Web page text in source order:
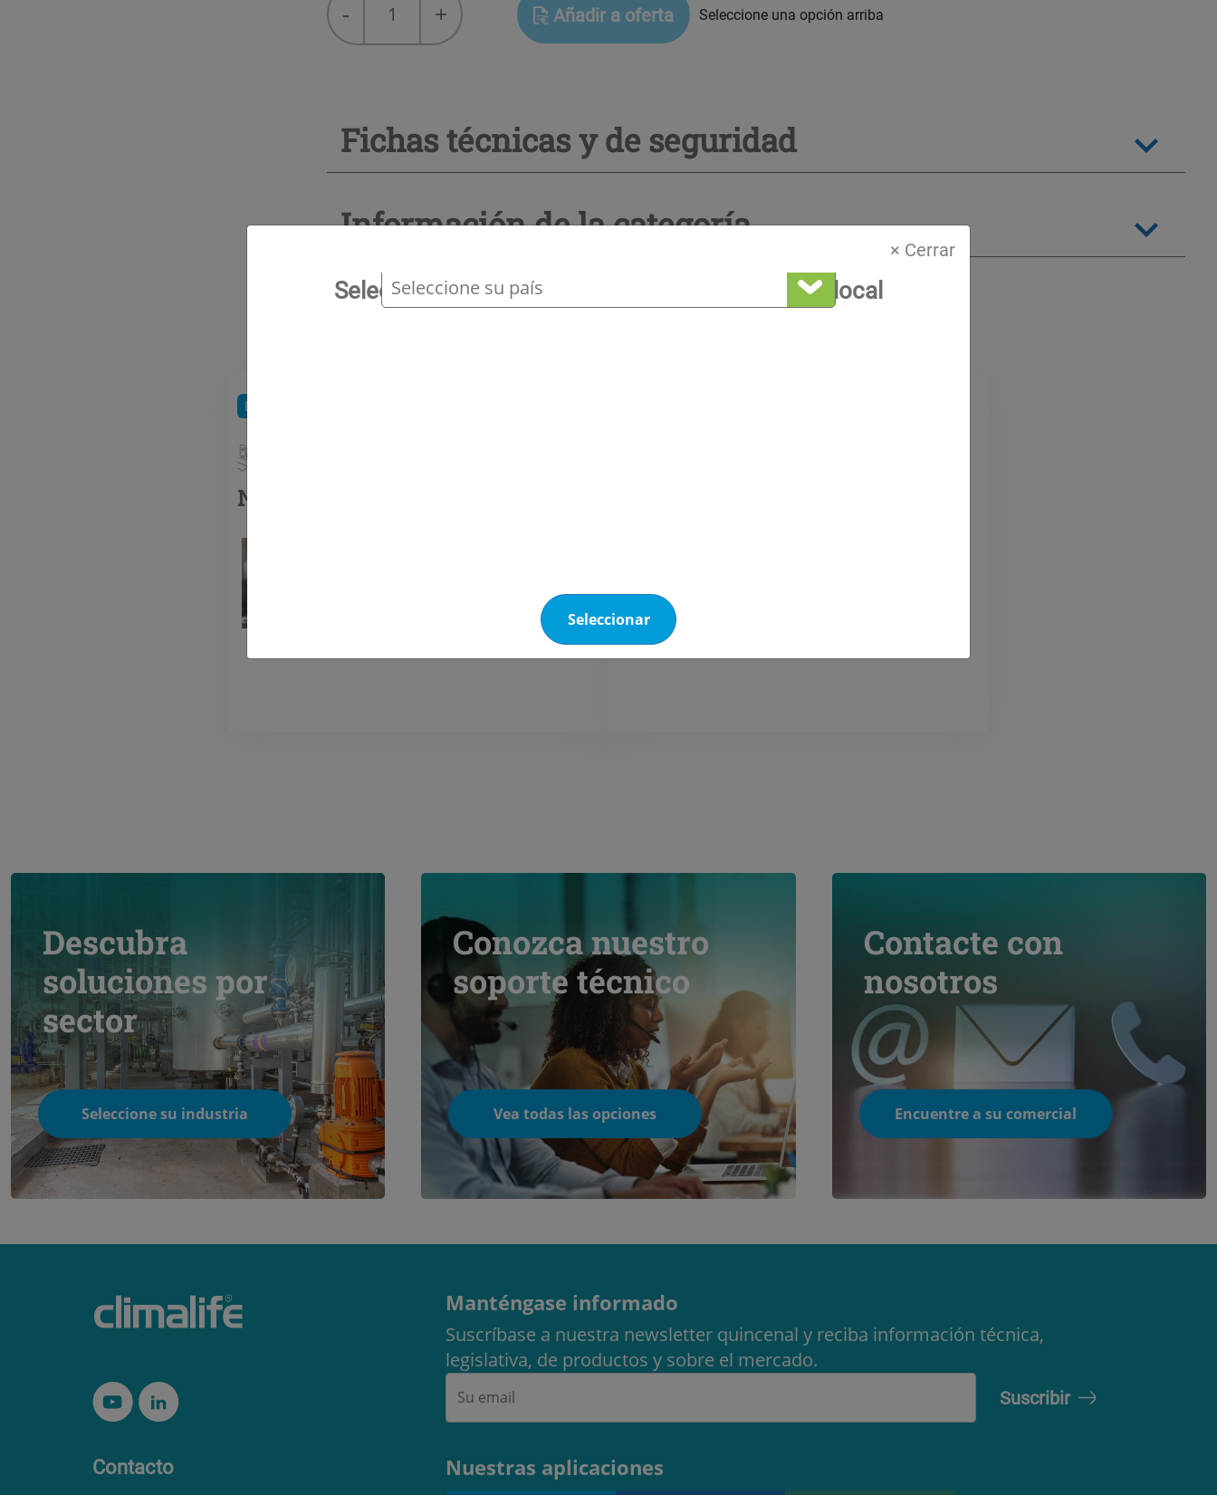
× Cerrar
Seleccione su ubicación para ver nuestra oferta local
Seleccionar
N90
quantity
- + Añadir a oferta Seleccione una opción arriba
Fichas técnicas y de seguridad
Información de la categoría
Expansión de espumas
Novexpans™ ciclopentano
Descubra
soluciones por
sector
Seleccione su industria
Conozca nuestro
soporte técnico
Vea todas las opciones
Contacte con
nosotros
Encuentre a su comercial
Contacto
Manténgase informado
Suscríbase a nuestra newsletter quincenal y reciba información técnica,
legislativa, de productos y sobre el mercado.
Nuestras aplicaciones